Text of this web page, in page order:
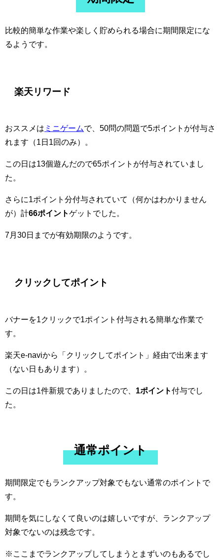
比較的簡単な作業や楽しく貯められる場合に期間限定にな
るようです。
楽天リワード
おススメは ミニゲームで、50問の問題で5ポイントが付与さ
れます（1日1回のみ）。
この日は13個遊んだので65ポイントが付与されていまし
た。
さらに1ポイント分付与されていて（何かはわかりません
が）計66ポイントゲットでした。
7月30日までが有効期限のようです。
クリックしてポイント
バナーを1クリックで1ポイント付与される簡単な作業で
す。
楽天e-naviから「クリックしてポイント」経由で出来ます
（ない日もあります）。
この日は1件新規でありましたので、 1ポイント付与でし
た。
通常ポイント
期間限定でもランクアップ対象でもない通常のポイントで
す。
期間を気にしなくて良いのは嬉しいですが、ランクアップ
対象でないのは残念です。
※ここまでランクアップしてしまうとまずいのもあるでし